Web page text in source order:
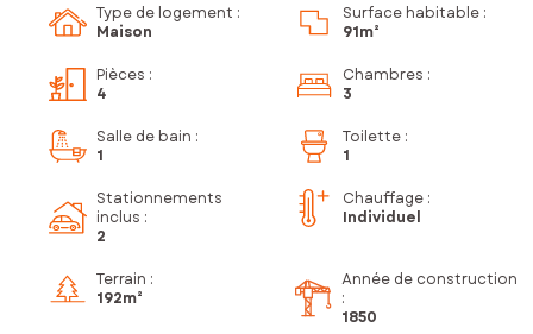
Type de logement :
Maison
Surface habitable :
91m²
Pièces :
4
Chambres :
3
Salle de bain :
1
Toilette :
1
Stationnements
inclus :
2
Chauffage :
Individuel
Terrain :
192m²
Année de construction
:
1850